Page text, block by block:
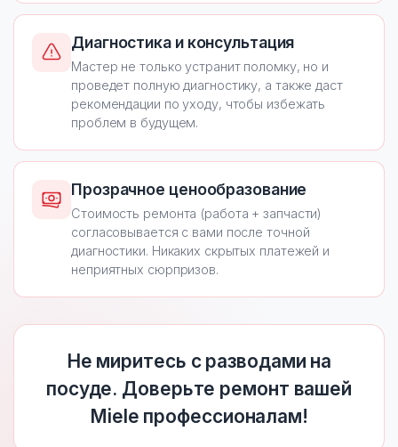
Диагностика и консультация
Мастер не только устранит поломку, но и
проведет полную диагностику, а также даст
рекомендации по уходу, чтобы избежать
проблем в будущем.
Прозрачное ценообразование
Стоимость ремонта (работа + запчасти)
согласовывается с вами после точной
диагностики. Никаких скрытых платежей и
неприятных сюрпризов.
Не миритесь с разводами на
посуде. Доверьте ремонт вашей
Miele профессионалам!